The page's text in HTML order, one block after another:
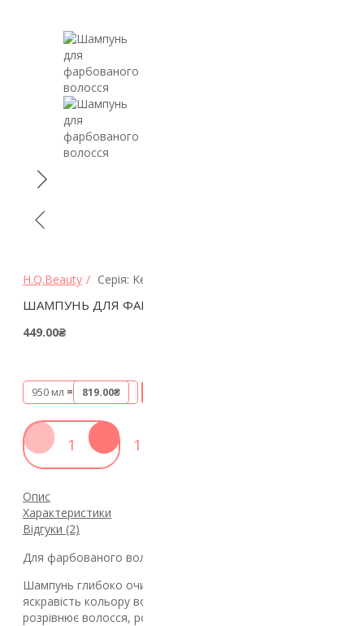
H.Q.Beauty Серія: Keep hair color
ШАМПУНЬ ДЛЯ ФАРБОВАНОГО ВОЛОССЯ
449.00₴
950 мл = 819.00₴
Опис
Характеристики
Відгуки (2)
Для фарбованого волосся.
Шампунь глибоко очищає фарбоване волосся. Зберігаючи
яскравість кольору волосся та його блиск довше. Зволожує,
розрівнює волосся, роблячи його м'яким і блискучим.